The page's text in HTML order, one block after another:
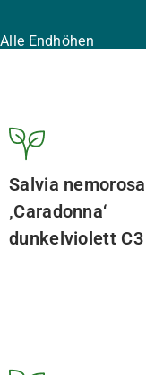
Alle Endhöhen
Salvia nemorosa
‚Caradonna‘
dunkelviolett C3